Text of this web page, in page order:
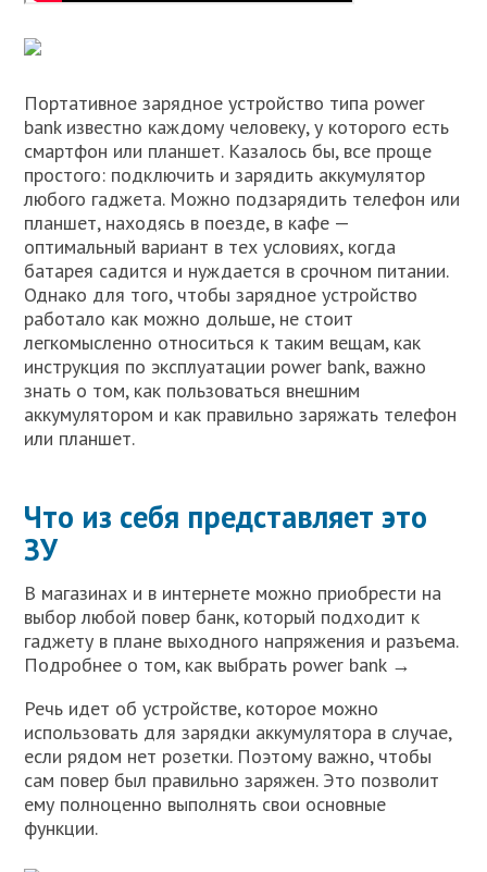
Портативное зарядное устройство типа power
bank известно каждому человеку, у которого есть
смартфон или планшет. Казалось бы, все проще
простого: подключить и зарядить аккумулятор
любого гаджета. Можно подзарядить телефон или
планшет, находясь в поезде, в кафе —
оптимальный вариант в тех условиях, когда
батарея садится и нуждается в срочном питании.
Однако для того, чтобы зарядное устройство
работало как можно дольше, не стоит
легкомысленно относиться к таким вещам, как
инструкция по эксплуатации power bank, важно
знать о том, как пользоваться внешним
аккумулятором и как правильно заряжать телефон
или планшет.
Что из себя представляет это
ЗУ
В магазинах и в интернете можно приобрести на
выбор любой повер банк, который подходит к
гаджету в плане выходного напряжения и разъема.
Подробнее о том, как выбрать power bank →
Речь идет об устройстве, которое можно
использовать для зарядки аккумулятора в случае,
если рядом нет розетки. Поэтому важно, чтобы
сам повер был правильно заряжен. Это позволит
ему полноценно выполнять свои основные
функции.